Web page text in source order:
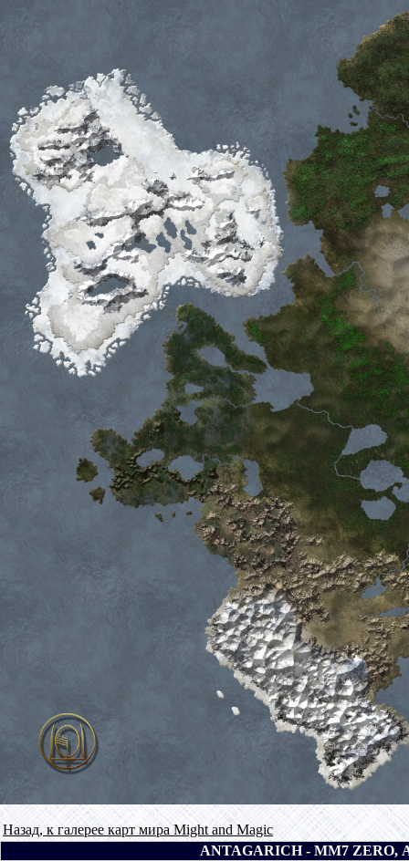
Назад, к галерее карт мира Might and Magic
ANTAGARICH - MM7